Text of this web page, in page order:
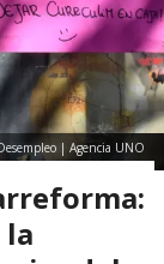
| Agencia UNO
la